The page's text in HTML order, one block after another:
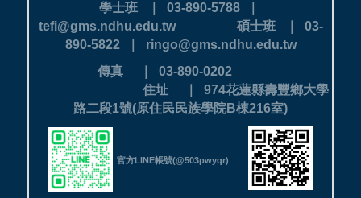
學士班 ｜ 03-890-5788 ｜
tefi@gms.ndhu.edu.tw 碩士班 ｜ 03-
890-5822 ｜ ringo@gms.ndhu.edu.tw
傳真 ｜ 03-890-0202
住址 ｜ 974花蓮縣壽豐鄉大學
路二段1號(原住民民族學院B棟216室)
官方LINE帳號(@503pwyqr)